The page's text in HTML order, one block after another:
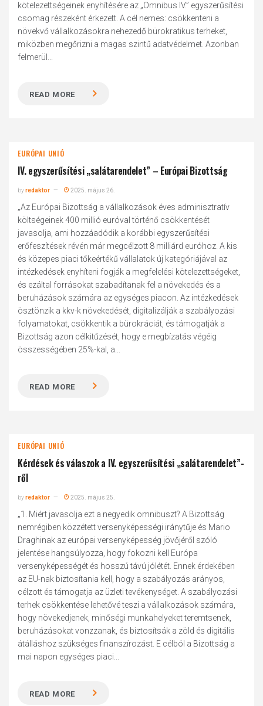
kötelezettségeinek enyhítésére az „Omnibus IV.” egyszerűsítési
csomag részeként érkezett. A cél nemes: csökkenteni a
növekvő vállalkozásokra nehezedő bürokratikus terheket,
miközben megőrizni a magas szintű adatvédelmet. Azonban
felmerül...
READ MORE
EURÓPAI UNIÓ
IV. egyszerűsítési „salátarendelet” – Európai Bizottság
byredaktor 2025. május 26.
„Az Európai Bizottság a vállalkozások éves adminisztratív
költségeinek 400 millió euróval történő csökkentését
javasolja, ami hozzáadódik a korábbi egyszerűsítési
erőfeszítések révén már megcélzott 8 milliárd euróhoz. A kis
és közepes piaci tőkeértékű vállalatok új kategóriájával az
intézkedések enyhíteni fogják a megfelelési kötelezettségeket,
és ezáltal forrásokat szabadítanak fel a növekedés és a
beruházások számára az egységes piacon. Az intézkedések
ösztönzik a kkv-k növekedését, digitalizálják a szabályozási
folyamatokat, csökkentik a bürokráciát, és támogatják a
Bizottság azon célkitűzését, hogy e megbízatás végéig
összességében 25%-kal, a...
READ MORE
EURÓPAI UNIÓ
Kérdések és válaszok a IV. egyszerűsítési „salátarendelet”-
ről
byredaktor 2025. május 25.
„1. Miért javasolja ezt a negyedik omnibuszt? A Bizottság
nemrégiben közzétett versenyképességi iránytűje és Mario
Draghinak az európai versenyképesség jövőjéről szóló
jelentése hangsúlyozza, hogy fokozni kell Európa
versenyképességét és hosszú távú jólétét. Ennek érdekében
az EU-nak biztosítania kell, hogy a szabályozás arányos,
célzott és támogatja az üzleti tevékenységet. A szabályozási
terhek csökkentése lehetővé teszi a vállalkozások számára,
hogy növekedjenek, minőségi munkahelyeket teremtsenek,
beruházásokat vonzzanak, és biztosítsák a zöld és digitális
átálláshoz szükséges finanszírozást. E célból a Bizottság a
mai napon egységes piaci...
READ MORE